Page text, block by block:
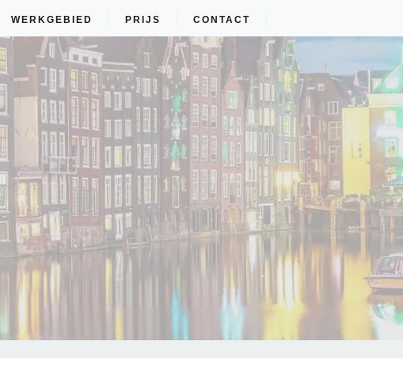
WERKGEBIED PRIJS CONTACT